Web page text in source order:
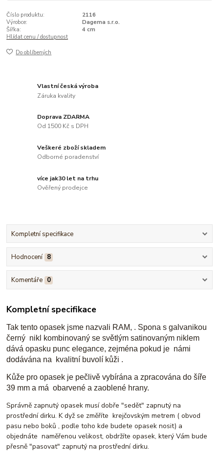
Číslo produktu:
2116
Výrobce:
Dagema s.r.o.
Šířka:
4 cm
Hlídat cenu / dostupnost
Do oblíbených
Vlastní česká výroba
Záruka kvality
Doprava ZDARMA
Od 1500 Kč s DPH
Veškeré zboží skladem
Odborné poradenství
více jak30 let na trhu
Ověřený prodejce
Kompletní specifikace
Hodnocení 8
Komentáře 0
Kompletní specifikace
Tak tento opasek jsme nazvali RAM, . Spona s galvanikou
černý nikl kombinovaný se světlým satinovaným niklem
dává opasku punc elegance, zejména pokud je námi
dodávána na kvalitní buvolí kůži .
Kůže pro opasek je pečlivě vybírána a zpracována do šíře
39 mm a má obarvené a zaoblené hrany.
Správně zapnutý opasek musí dobře "sedět" zapnutý na
prostřední dirku. K dyž se změříte krejčovským metrem ( obvod
pasu nebo boků , podle toho kde budete opasek nosit) a
objednáte naměřenou velikost, obdržíte opasek, který Vám bude
přesně "pasovat" zapnutý na prostřední dirku.